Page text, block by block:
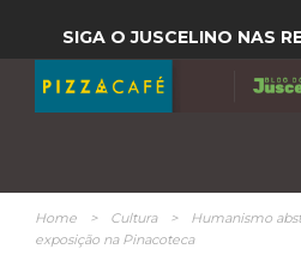
SIGA O JUSCELINO NAS
Home > Cultura >
Humanismo
exposição na Pinacoteca